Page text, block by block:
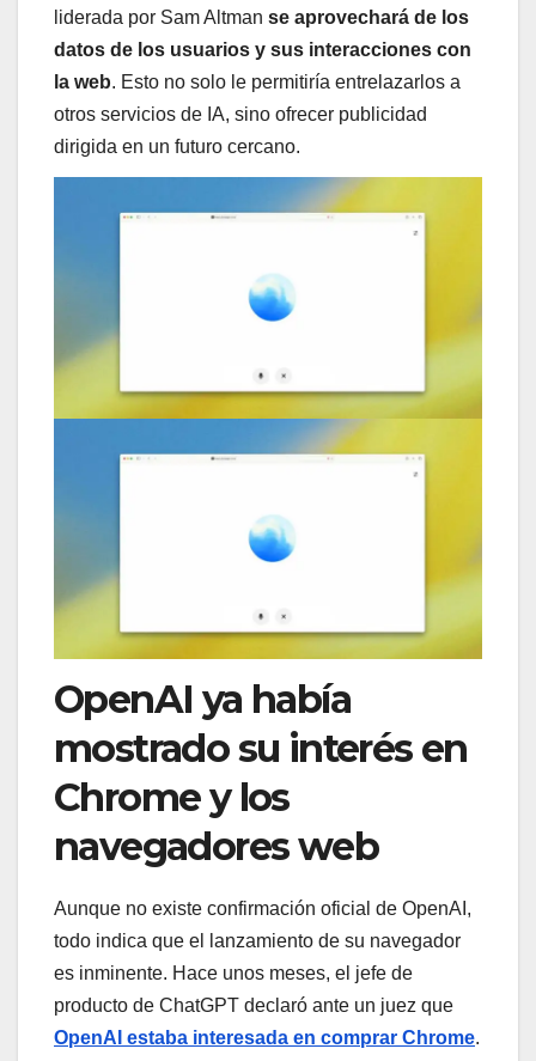
liderada por Sam Altman se aprovechará de los
datos de los usuarios y sus interacciones con
la web. Esto no solo le permitiría entrelazarlos a
otros servicios de IA, sino ofrecer publicidad
dirigida en un futuro cercano.
OpenAI ya había
mostrado su interés en
Chrome y los
navegadores web
Aunque no existe confirmación oficial de OpenAI,
todo indica que el lanzamiento de su navegador
es inminente. Hace unos meses, el jefe de
producto de ChatGPT declaró ante un juez que
OpenAI estaba interesada en comprar Chrome.